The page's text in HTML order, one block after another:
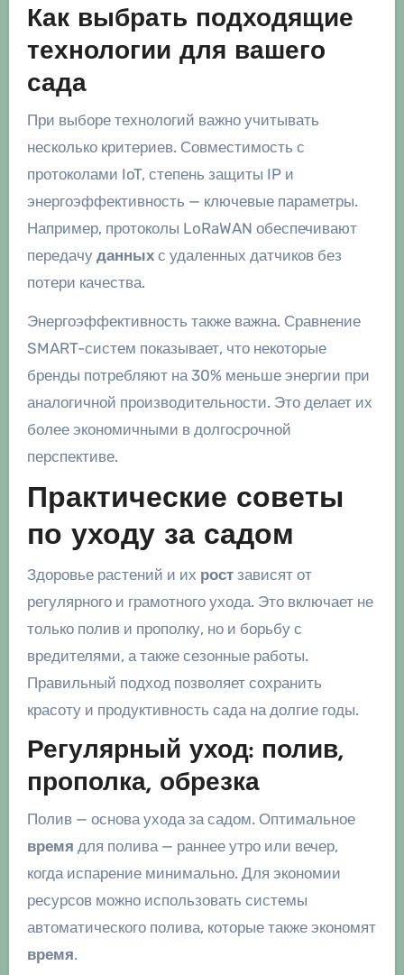
Как выбрать подходящие
технологии для вашего
сада
При выборе технологий важно учитывать
несколько критериев. Совместимость с
протоколами IoT, степень защиты IP и
энергоэффективность — ключевые параметры.
Например, протоколы LoRaWAN обеспечивают
передачу данныхс удаленных датчиков без
потери качества.
Энергоэффективность также важна. Сравнение
SMART-систем показывает, что некоторые
бренды потребляют на 30% меньше энергии при
аналогичной производительности. Это делает их
более экономичными в долгосрочной
перспективе.
Практические советы
по уходу за садом
Здоровье растений и их ростзависят от
регулярного и грамотного ухода. Это включает не
только полив и прополку, но и борьбу с
вредителями, а также сезонные работы.
Правильный подход позволяет сохранить
красоту и продуктивность сада на долгие годы.
Регулярный уход: полив,
прополка, обрезка
Полив — основа ухода за садом. Оптимальное
время для полива — раннее утро или вечер,
когда испарение минимально. Для экономии
ресурсов можно использовать системы
автоматического полива, которые также экономят
время.